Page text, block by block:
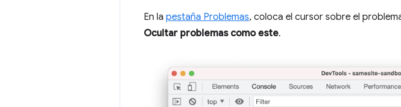
En la pestaña Problemas, coloca el cursor sobre el
Ocultar problemas como este.